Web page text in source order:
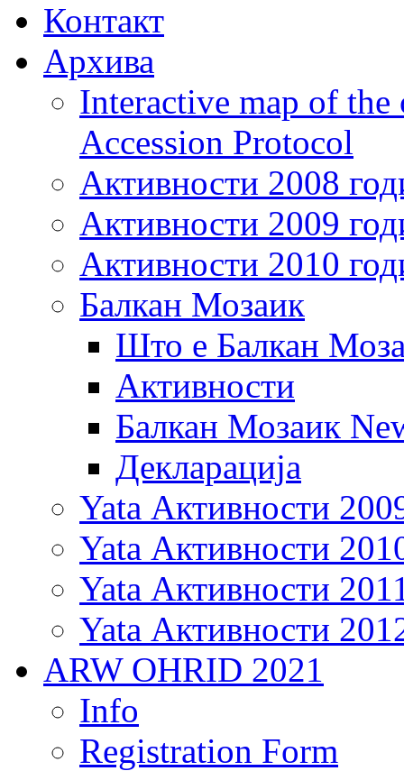
Контакт
Архива
Interactive map of
Accession Protocol
Активности 2008
Активности 2009
Активности 2010
Балкан Мозаик
Што е Балкан
Активности
Балкан Мозаик
Декларација
Yata Активности
Yata Активности
Yata Активности
Yata Активности
ARW OHRID 2021
Info
Registration Form